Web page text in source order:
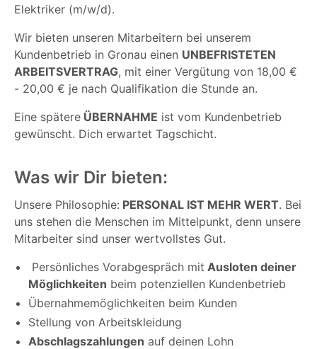
Elektriker (m/w/d).
Wir bieten unseren Mitarbeitern bei unserem
Kundenbetrieb in Gronau einen UNBEFRISTETEN
ARBEITSVERTRAG, mit einer Vergütung von 18,00 €
- 20,00 € je nach Qualifikation die Stunde an.
Eine spätere ÜBERNAHME ist vom Kundenbetrieb
gewünscht. Dich erwartet Tagschicht.
Was wir Dir bieten:
Unsere Philosophie: PERSONAL IST MEHR WERT. Bei
uns stehen die Menschen im Mittelpunkt, denn unsere
Mitarbeiter sind unser wertvollstes Gut.
Persönliches Vorabgespräch mit Ausloten deiner
Möglichkeiten beim potenziellen Kundenbetrieb
Übernahmemöglichkeiten beim Kunden
Stellung von Arbeitskleidung
Abschlagszahlungen auf deinen Lohn